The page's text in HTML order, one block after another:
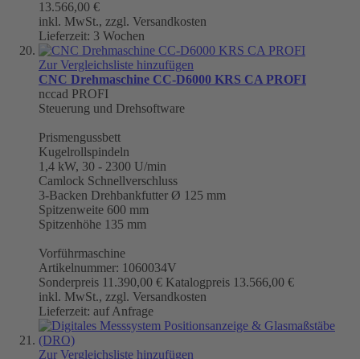
13.566,00 €
inkl. MwSt., zzgl. Versandkosten
Lieferzeit: 3 Wochen
Zur Vergleichsliste hinzufügen
CNC Drehmaschine CC-D6000 KRS CA PROFI
nccad PROFI
Steuerung und Drehsoftware
Prismengussbett
Kugelrollspindeln
1,4 kW, 30 - 2300 U/min
Camlock Schnellverschluss
3-Backen Drehbankfutter Ø 125 mm
Spitzenweite 600 mm
Spitzenhöhe 135 mm
Vorführmaschine
Artikelnummer: 1060034V
Sonderpreis 11.390,00 € Katalogpreis 13.566,00 €
inkl. MwSt., zzgl. Versandkosten
Lieferzeit: auf Anfrage
Zur Vergleichsliste hinzufügen